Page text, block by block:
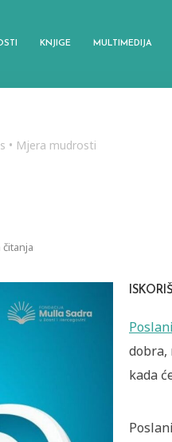
KNJIGE MULTIMEDIJA
• Mjera mudrosti
čitanja
kada